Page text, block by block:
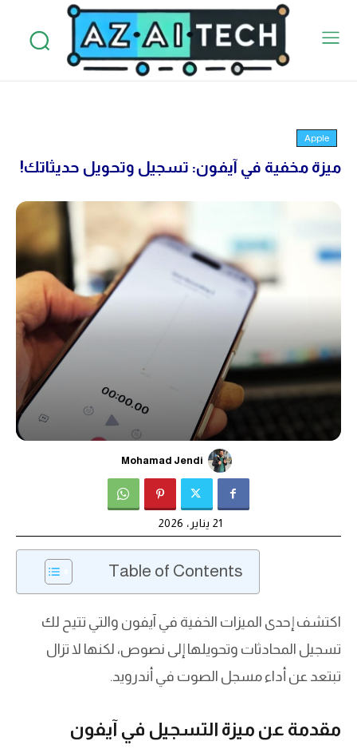
Apple
ميزة مخفية في آيفون: تسجيل وتحويل حديثاتك!
Mohamad Jendi
21 يناير، 2026
Table of Contents
اكتشف إحدى الميزات الخفية في آيفون والتي تتيح لك
تسجيل المحادثات وتحويلها إلى نصوص، لكنها لا تزال
تبتعد عن أداء مسجل الصوت في أندرويد.
مقدمة عن ميزة التسجيل في آيفون